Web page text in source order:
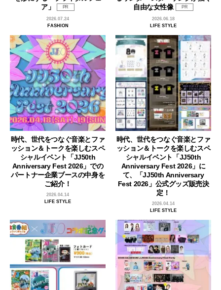
ア」
PR
2026.07.24
FASHION
自由な女性像
PR
2026.06.18
LIFE STYLE
時代、世代をつなぐ音楽とファ
ッション＆トークを楽しむスペ
シャルイベント「JJ50th
Anniversary Fest 2026」での
パートナー企業ブースの中身を
ご紹介！
2026.04.14
LIFE STYLE
時代、世代をつなぐ音楽とファ
ッション＆トークを楽しむスペ
シャルイベント「JJ50th
Anniversary Fest 2026」に
て、「JJ50th Anniversary
Fest 2026」公式グッズ販売決
定！
2026.04.14
LIFE STYLE